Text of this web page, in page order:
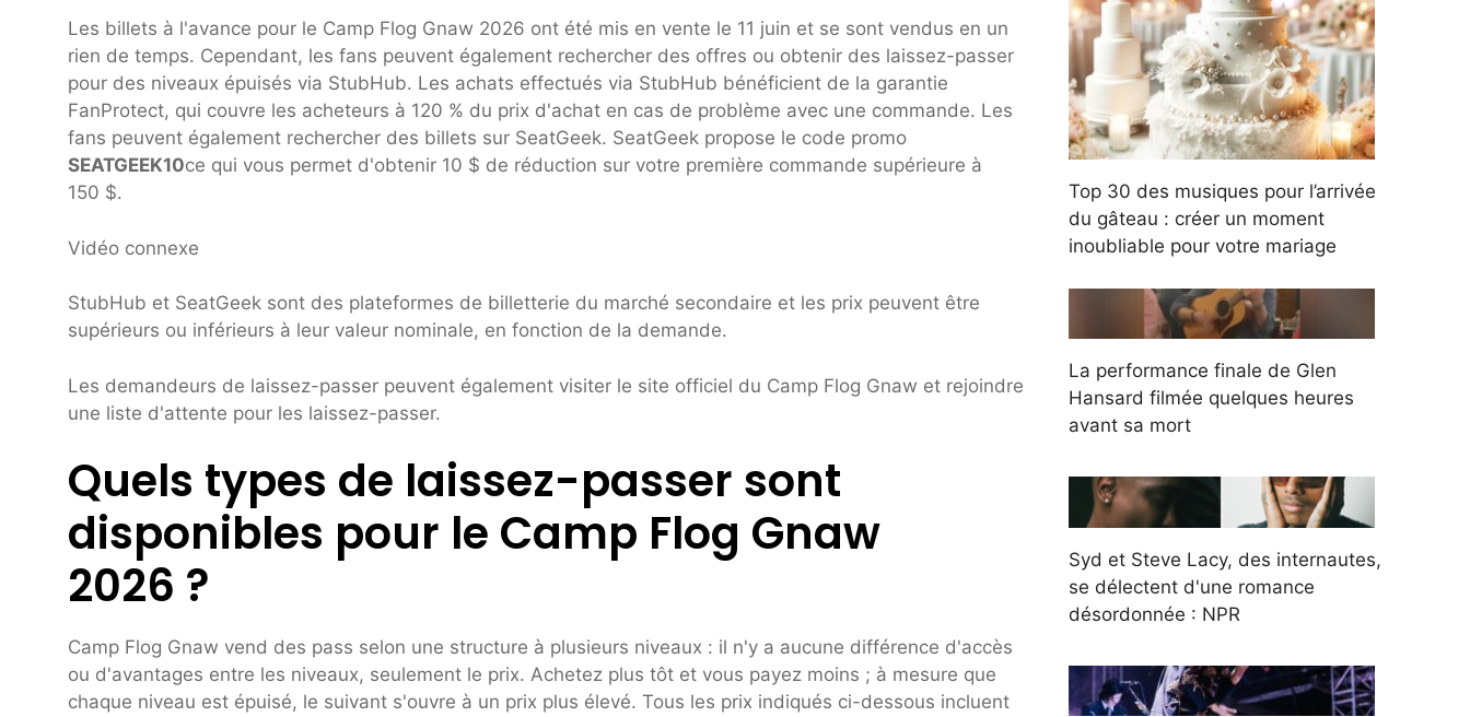
Les billets à l'avance pour le Camp Flog Gnaw 2026 ont été mis en vente le 11 juin et se sont vendus en un
rien de temps. Cependant, les fans peuvent également rechercher des offres ou obtenir des laissez-passer
pour des niveaux épuisés via StubHub. Les achats effectués via StubHub bénéficient de la garantie
FanProtect, qui couvre les acheteurs à 120 % du prix d'achat en cas de problème avec une commande. Les
fans peuvent également rechercher des billets sur SeatGeek. SeatGeek propose le code promo
SEATGEEK10ce qui vous permet d'obtenir 10 $ de réduction sur votre première commande supérieure à
150 $.
Vidéo connexe
StubHub et SeatGeek sont des plateformes de billetterie du marché secondaire et les prix peuvent être
supérieurs ou inférieurs à leur valeur nominale, en fonction de la demande.
Les demandeurs de laissez-passer peuvent également visiter le site officiel du Camp Flog Gnaw et rejoindre
une liste d'attente pour les laissez-passer.
Quels types de laissez-passer sont
disponibles pour le Camp Flog Gnaw
2026 ?
Camp Flog Gnaw vend des pass selon une structure à plusieurs niveaux : il n'y a aucune différence d'accès
ou d'avantages entre les niveaux, seulement le prix. Achetez plus tôt et vous payez moins ; à mesure que
chaque niveau est épuisé, le suivant s'ouvre à un prix plus élevé. Tous les prix indiqués ci-dessous incluent
Top 30 des musiques pour l’arrivée
du gâteau : créer un moment
inoubliable pour votre mariage
La performance finale de Glen
Hansard filmée quelques heures
avant sa mort
Syd et Steve Lacy, des internautes,
se délectent d'une romance
désordonnée : NPR